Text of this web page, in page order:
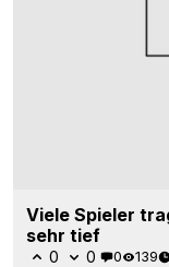
Viele Spieler
sehr tief
0 0 0 139